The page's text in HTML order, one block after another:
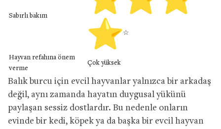
Sabırlı bakım
☆
Hayvan refahına önem
verme
Çok yüksek
Balık burcu için evcil hayvanlar yalnızca bir arkadaş
değil, aynı zamanda hayatın duygusal yükünü
paylaşan sessiz dostlardır. Bu nedenle onların
evinde bir kedi, köpek ya da başka bir evcil hayvan